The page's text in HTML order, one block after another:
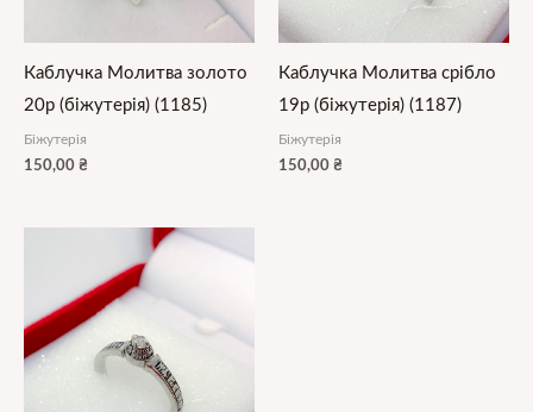
Каблучка Молитва золото
20р (біжутерія) (1185)
Біжутерія
150,00 ₴
Каблучка Молитва срібло
19р (біжутерія) (1187)
Біжутерія
150,00 ₴